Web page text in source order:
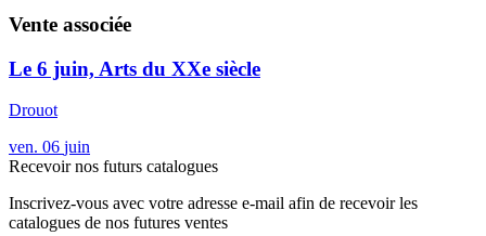
Vente associée
Le 6 juin, Arts du XXe siècle
Drouot
ven. 06 juin
Recevoir nos futurs catalogues
Inscrivez-vous avec votre adresse e-mail afin de recevoir les
catalogues de nos futures ventes